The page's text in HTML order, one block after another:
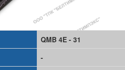
QMB 4E - 31
-